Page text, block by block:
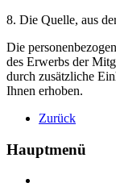
8. Die Quelle, aus
Die
des Erwerbs der
durch zusätzliche
Ihnen erhoben.
Zurück
Hauptmenü